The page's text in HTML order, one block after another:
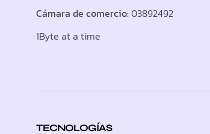
Cámara de comercio:03892492
1Byte at a time
TECNOLOGÍAS